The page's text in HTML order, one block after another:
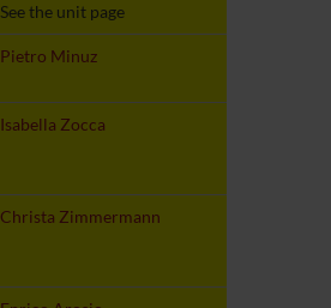
See the unit page
Pietro Minuz
Isabella Zocca
Christa Zimmermann